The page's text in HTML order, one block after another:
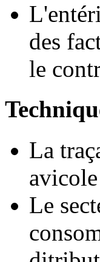
des
le
La
avicole
Le